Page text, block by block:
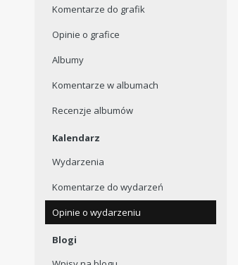
Komentarze do grafik
Opinie o grafice
Albumy
Komentarze w albumach
Recenzje albumów
Kalendarz
Wydarzenia
Komentarze do wydarzeń
Opinie o wydarzeniu
Blogi